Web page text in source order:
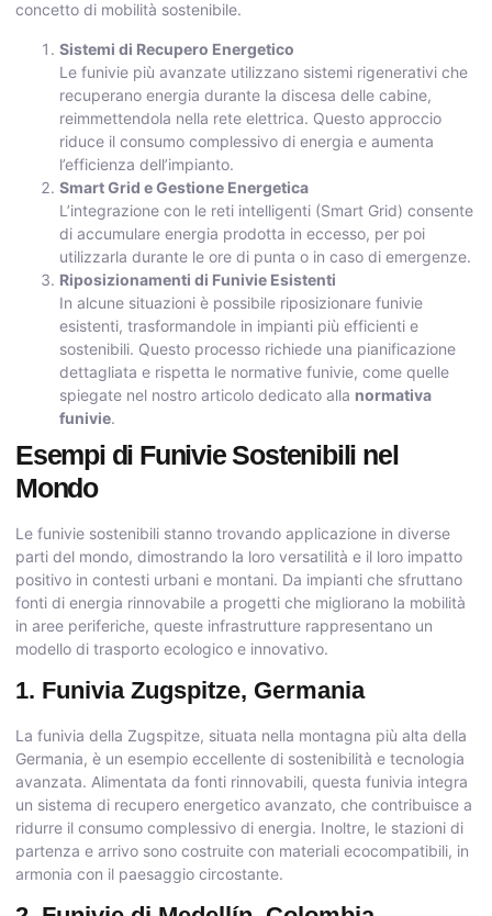
concetto di mobilità sostenibile.
Sistemi di Recupero Energetico
Le funivie più avanzate utilizzano sistemi rigenerativi che
recuperano energia durante la discesa delle cabine,
reimmettendola nella rete elettrica. Questo approccio
riduce il consumo complessivo di energia e aumenta
l’efficienza dell’impianto.
Smart Grid e Gestione Energetica
L’integrazione con le reti intelligenti (Smart Grid) consente
di accumulare energia prodotta in eccesso, per poi
utilizzarla durante le ore di punta o in caso di emergenze.
Riposizionamenti di Funivie Esistenti
In alcune situazioni è possibile riposizionare funivie
esistenti, trasformandole in impianti più efficienti e
sostenibili. Questo processo richiede una pianificazione
dettagliata e rispetta le normative funivie, come quelle
spiegate nel nostro articolo dedicato alla normativa
funivie.
Esempi di Funivie Sostenibili nel
Mondo
Le funivie sostenibili stanno trovando applicazione in diverse
parti del mondo, dimostrando la loro versatilità e il loro impatto
positivo in contesti urbani e montani. Da impianti che sfruttano
fonti di energia rinnovabile a progetti che migliorano la mobilità
in aree periferiche, queste infrastrutture rappresentano un
modello di trasporto ecologico e innovativo.
1. Funivia Zugspitze, Germania
La funivia della Zugspitze, situata nella montagna più alta della
Germania, è un esempio eccellente di sostenibilità e tecnologia
avanzata. Alimentata da fonti rinnovabili, questa funivia integra
un sistema di recupero energetico avanzato, che contribuisce a
ridurre il consumo complessivo di energia. Inoltre, le stazioni di
partenza e arrivo sono costruite con materiali ecocompatibili, in
armonia con il paesaggio circostante.